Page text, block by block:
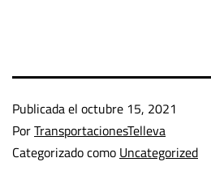
Publicada el octubre 15, 2021
PorTransportacionesTelleva
Categorizado como Uncategorized